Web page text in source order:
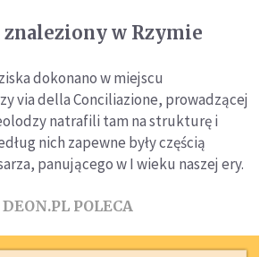
w Rzymie
dokonano w miejscu
via della Conciliazione, prowadzącej
natrafili tam na strukturę i
nich zapewne były częścią
panującego w I wieku naszej ery.
DEON.PL POLECA